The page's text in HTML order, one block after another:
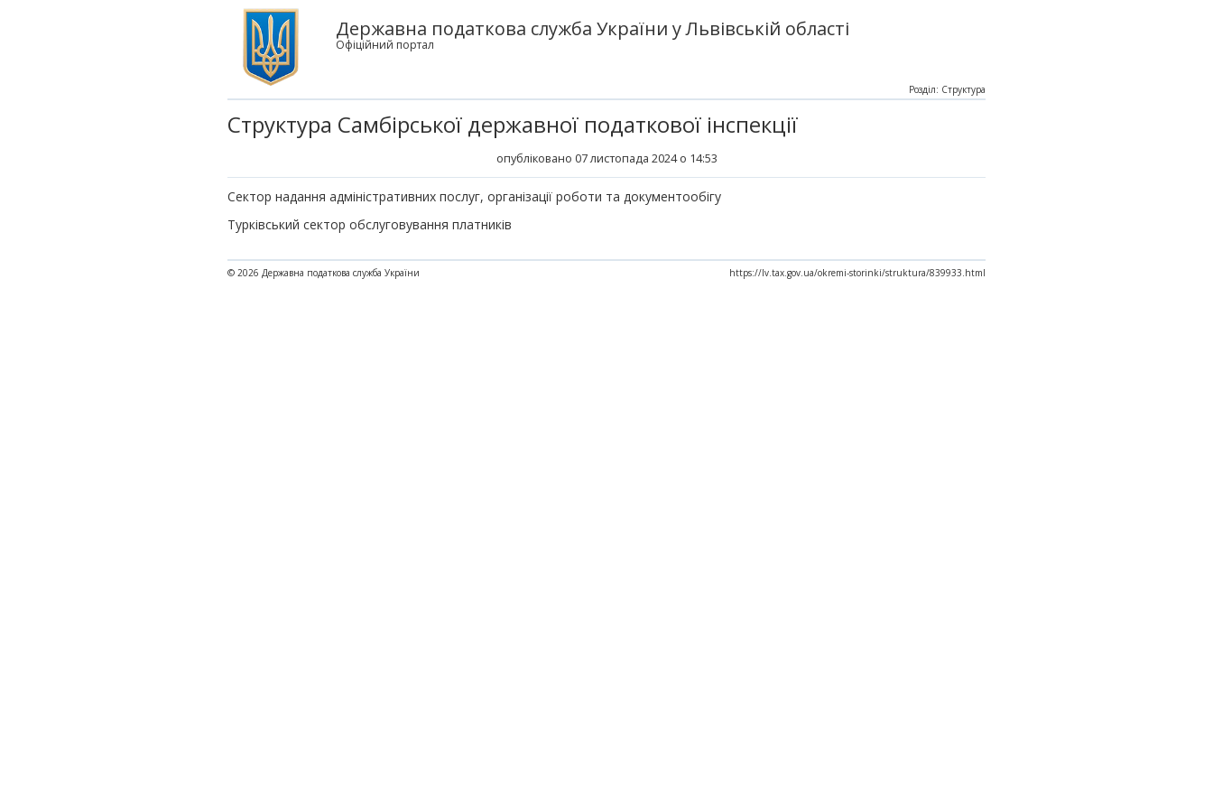
Державна податкова служба України у Львівській області
Офіційний портал
Структура Самбірської державної податкової інспекції
опубліковано 07 листопада 2024 о 14:53
Розділ: Структура
Сектор надання адміністративних послуг, організації роботи та документообігу
Турківський сектор обслуговування платників
© 2026 Державна податкова служба України https://lv.tax.gov.ua/okremi-storinki/struktura/839933.html